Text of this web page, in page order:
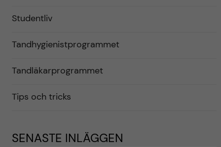
Studentliv
Tandhygienistprogrammet
Tandläkarprogrammet
Tips och tricks
SENASTE INLÄGGEN